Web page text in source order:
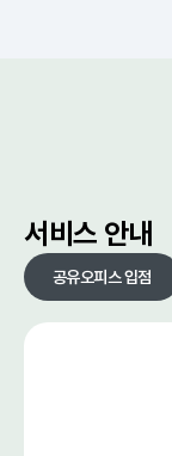
서비스 안내
공유오피스 입점